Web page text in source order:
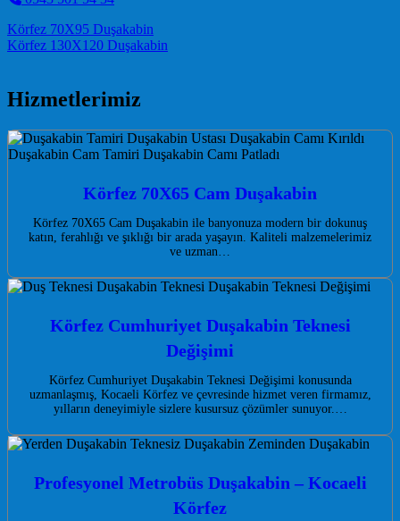
Post navigation
Körfez 70X95 Duşakabin
Körfez 130X120 Duşakabin
Hizmetlerimiz
Körfez 70X65 Cam Duşakabin
Körfez 70X65 Cam Duşakabin ile banyonuza modern bir dokunuş
katın, ferahlığı ve şıklığı bir arada yaşayın. Kaliteli malzemelerimiz
ve uzman…
Körfez Cumhuriyet Duşakabin Teknesi
Değişimi
Körfez Cumhuriyet Duşakabin Teknesi Değişimi konusunda
uzmanlaşmış, Kocaeli Körfez ve çevresinde hizmet veren firmamız,
yılların deneyimiyle sizlere kusursuz çözümler sunuyor.…
Profesyonel Metrobüs Duşakabin – Kocaeli
Körfez